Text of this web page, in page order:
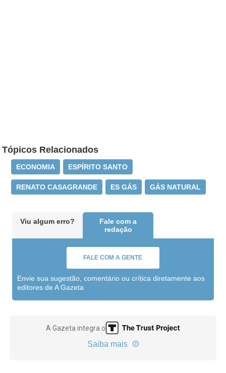
Tópicos Relacionados
ECONOMIA ESPÍRITO SANTO
RENATO CASAGRANDE ES GÁS GÁS NATURAL
Viu algum erro?
Fale com a
redação
FALE COM A GENTE
Envie sua sugestão, comentário ou crítica diretamente aos
editores de A Gazeta
A Gazeta integra o
Saiba mais